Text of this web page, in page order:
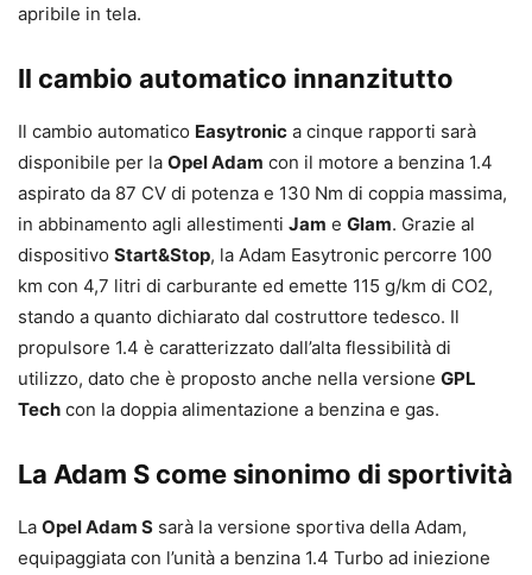
apribile in tela.
Il cambio automatico innanzitutto
Il cambio automatico Easytronic a cinque rapporti sarà
disponibile per la Opel Adam con il motore a benzina 1.4
aspirato da 87 CV di potenza e 130 Nm di coppia massima,
in abbinamento agli allestimenti Jam e Glam. Grazie al
dispositivo Start&Stop, la Adam Easytronic percorre 100
km con 4,7 litri di carburante ed emette 115 g/km di CO2,
stando a quanto dichiarato dal costruttore tedesco. Il
propulsore 1.4 è caratterizzato dall’alta flessibilità di
utilizzo, dato che è proposto anche nella versione GPL
Tech con la doppia alimentazione a benzina e gas.
La Adam S come sinonimo di sportività
La Opel Adam S sarà la versione sportiva della Adam,
equipaggiata con l’unità a benzina 1.4 Turbo ad iniezione